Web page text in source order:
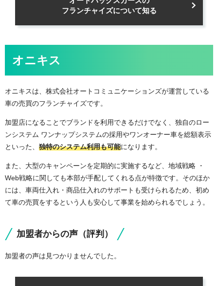
フランチャイズについて知る
オニキス
オニキスは、株式会社オートコミュニケーションズが運営している
車の売買のフランチャイズです。
加盟店になることでブランドを利用できるだけでなく、独自のロー
ンシステム ワンナップシステムの採用やワンオーナー車を総額表示
といった、 独特のシステム利用も可能になります。
また、大型のキャンペーンを定期的に実施するなど、地域戦略 ・
Web戦略に関しても本部が手配してくれる点が特徴です。そのほか
には、車両仕入れ・商品仕入れのサポートも受けられるため、初め
て車の売買をするという人も安心して事業を始められるでしょう。
加盟者からの声（評判）
加盟者の声は見つかりませんでした。